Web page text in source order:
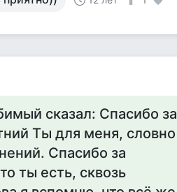
сказал: Спасибо за
Ты для меня, словно
Спасибо за
ты есть, сквозь